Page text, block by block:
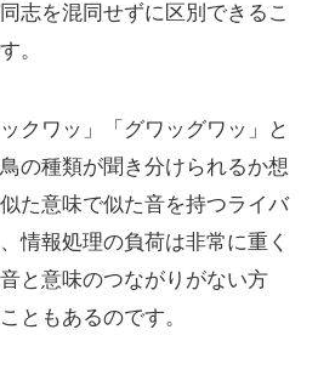
志を混同せずに区別できるこ
。
クワッ」「グワッグワッ」と
の種類が聞き分けられるか想
た意味で似た音を持つライバ
情報処理の負荷は非常に重く
と意味のつながりがない方
ともあるのです。